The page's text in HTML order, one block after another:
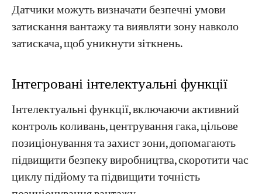
Датчики можуть визначати безпечні умови
затискання вантажу та виявляти зону навколо
затискача, щоб уникнути зіткнень.
Інтегровані інтелектуальні функції
Інтелектуальні функції, включаючи активний
контроль коливань, центрування гака, цільове
позиціонування та захист зони, допомагають
підвищити безпеку виробництва, скоротити час
циклу підйому та підвищити точність